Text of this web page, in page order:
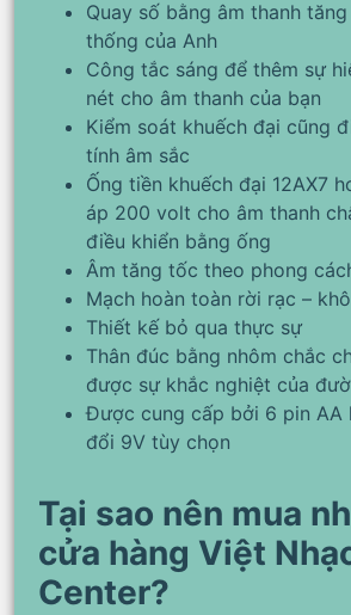
Quay số bằng âm thanh
thống của Anh
Công tắc sáng để thêm sự
nét cho âm thanh của bạn
Kiểm soát khuếch đại cũng
tính âm sắc
Ống tiền khuếch đại 12AX7
áp 200 volt cho âm thanh
điều khiển bằng ống
Âm tăng tốc theo phong
Mạch hoàn toàn rời rạc –
Thiết kế bỏ qua thực sự
Thân đúc bằng nhôm chắc
được sự khắc nghiệt của
Được cung cấp bởi 6 pin AA
đổi 9V tùy chọn
Tại sao nên mua
cửa hàng Việt
Center?